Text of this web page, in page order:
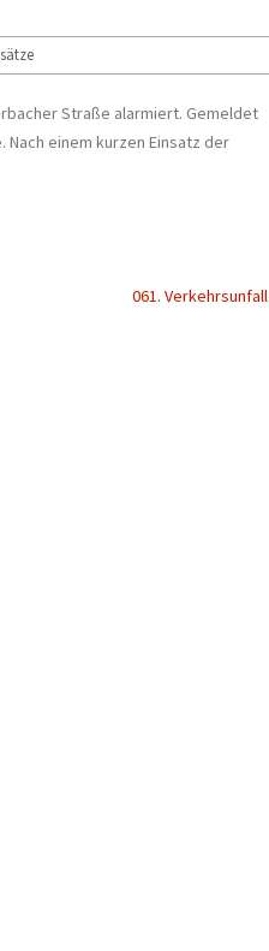
Straße alarmiert. Gemeldet
einem kurzen Einsatz der
061. Verkehrsunfall